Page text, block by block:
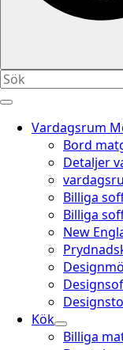
Vardagsrum
Bord
Detaljer
Billiga
Billiga
New
Kök
Billiga